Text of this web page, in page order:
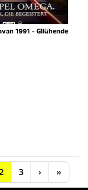
1991 - Gllühende
3 ›Nächste
»